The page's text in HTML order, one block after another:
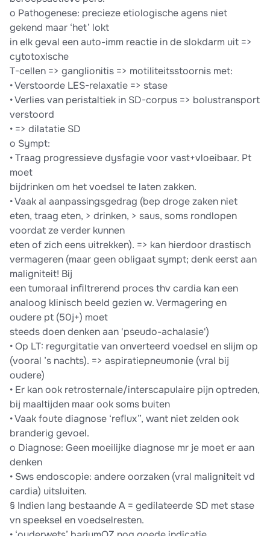
o Pathogenese: precieze etiologische agens niet
gekend maar ‘het’ lokt
in elk geval een auto-imm reactie in de slokdarm uit =>
cytotoxische
T-cellen => ganglionitis => motiliteitsstoornis met:
• Verstoorde LES-relaxatie => stase
• Verlies van peristaltiek in SD-corpus => bolustransport
verstoord
• => dilatatie SD
o Sympt:
• Traag progressieve dysfagie voor vast+vloeibaar. Pt
moet
bijdrinken om het voedsel te laten zakken.
• Vaak al aanpassingsgedrag (bep droge zaken niet
eten, traag eten, > drinken, > saus, soms rondlopen
voordat ze verder kunnen
eten of zich eens uitrekken). => kan hierdoor drastisch
vermageren (maar geen obligaat sympt; denk eerst aan
maligniteit! Bij
een tumoraal inﬁltrerend proces thv cardia kan een
analoog klinisch beeld gezien w. Vermagering en
oudere pt (50j+) moet
steeds doen denken aan 'pseudo-achalasie')
• Op LT: regurgitatie van onverteerd voedsel en slijm op
(vooral ’s nachts). => aspiratiepneumonie (vral bij
oudere)
• Er kan ook retrosternale/interscapulaire pijn optreden,
bij maaltijden maar ook soms buiten
• Vaak foute diagnose ‘reﬂux”, want niet zelden ook
branderig gevoel.
o Diagnose: Geen moeilijke diagnose mr je moet er aan
denken
• Sws endoscopie: andere oorzaken (vral maligniteit vd
cardia) uitsluiten.
§ Indien lang bestaande A = gedilateerde SD met stase
vn speeksel en voedselresten.